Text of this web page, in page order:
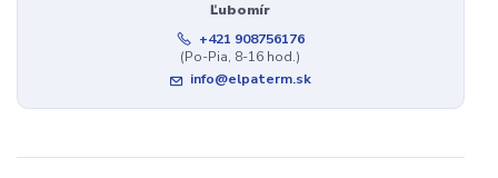
Ľubomír
+421 908756176
(Po-Pia, 8-16 hod.)
info@elpaterm.sk